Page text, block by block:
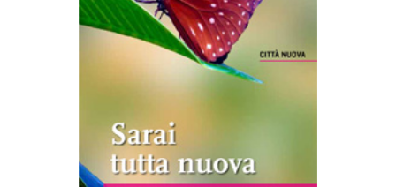
AGGIUNGI AL CARRELLO